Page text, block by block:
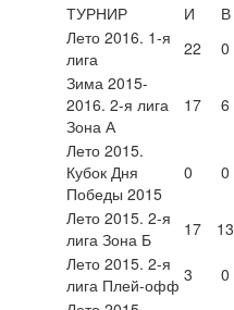
ТУРНИР
И В
Лето 2016. 1-я
лига
22 0
Зима 2015-
2016. 2-я лига
Зона А
17 6
Лето 2015.
Кубок Дня
Победы 2015
0 0
Лето 2015. 2-я
лига Зона Б
17 13
Лето 2015. 2-я
лига Плей-офф 3 0